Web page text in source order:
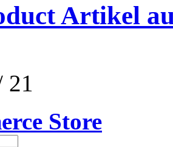
Artikel
21
Store